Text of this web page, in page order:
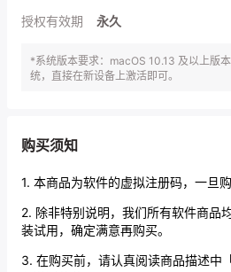
授权有效期 永久
*系统版本要求：macOS 10.13 及以上版
统，直接在新设备上激活即可。
购买须知
1. 本商品为软件的虚拟注册码，一旦
2. 除非特别说明，我们所有软件商品
装试用，确定满意再购买。
3. 在购买前，请认真阅读商品描述中